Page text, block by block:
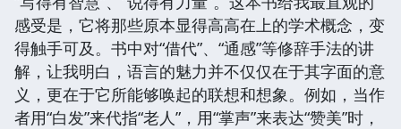
感受是，它将那些原本显得高高在上的学术概念，变
得触手可及。书中对“借代”、“通感”等修辞手法的讲
解，让我明白，语言的魅力并不仅仅在于其字面的意
义，更在于它所能够唤起的联想和想象。例如，当作
者用“白发”来代指“老人”，用“掌声”来表达“赞美”时，